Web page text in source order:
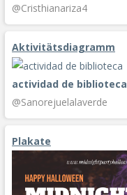
@Cristhianariza4
Aktivitätsdiagramm
actividad de biblioteca
@Sanorejuelalaverde
Plakate